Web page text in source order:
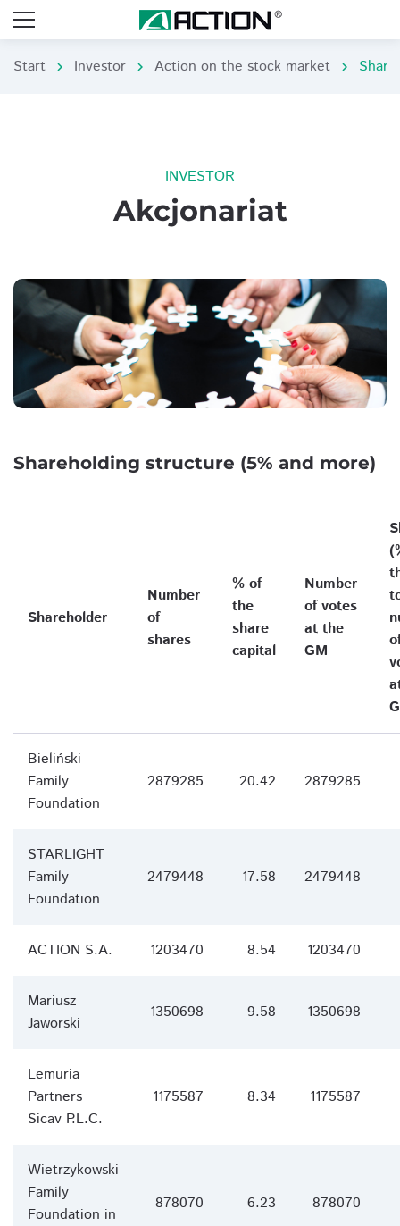
Start chevron_right Investor chevron_right Action on the stock market chevron_right
INVESTOR
Akcjonariat
Shareholding structure (5% and more)
Shareholder
Number
of
shares
% of
the
share
capital
Number
of votes
at the
GM
Bieliński
Family
Foundation
2879285 20.42 2879285
STARLIGHT
Family
Foundation
2479448 17.58 2479448
ACTION S.A. 1203470 8.54 1203470
Mariusz
Jaworski
1350698 9.58 1350698
Lemuria
Partners
Sicav P.L.C.
1175587 8.34 1175587
Wietrzykowski
Family
Foundation in
878070 6.23 878070